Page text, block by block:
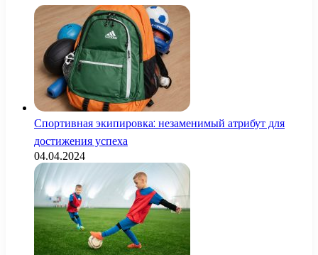
Спортивная экипировка: незаменимый атрибут для
достижения успеха
04.04.2024